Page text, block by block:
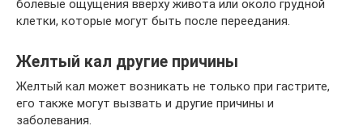
болевые ощущения вверху живота или около грудной
клетки, которые могут быть после переедания.
Желтый кал другие причины
Желтый кал может возникать не только при гастрите,
его также могут вызвать и другие причины и
заболевания.